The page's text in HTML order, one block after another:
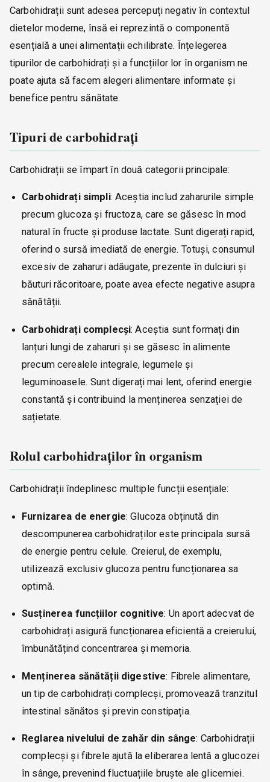
Carbohidrații sunt adesea percepuți negativ în contextul
dietelor moderne, însă ei reprezintă o componentă
esențială a unei alimentații echilibrate. Înțelegerea
tipurilor de carbohidrați și a funcțiilor lor în organism ne
poate ajuta să facem alegeri alimentare informate și
benefice pentru sănătate.
Tipuri de carbohidrați
Carbohidrații se împart în două categorii principale:
Carbohidrați simpli: Aceștia includ zaharurile simple
precum glucoza și fructoza, care se găsesc în mod
natural în fructe și produse lactate. Sunt digerați rapid,
oferind o sursă imediată de energie. Totuși, consumul
excesiv de zaharuri adăugate, prezente în dulciuri și
băuturi răcoritoare, poate avea efecte negative asupra
sănătății.
Carbohidrați complecși: Aceștia sunt formați din
lanțuri lungi de zaharuri și se găsesc în alimente
precum cerealele integrale, legumele și
leguminoasele. Sunt digerați mai lent, oferind energie
constantă și contribuind la menținerea senzației de
sațietate.
Rolul carbohidraților în organism
Carbohidrații îndeplinesc multiple funcții esențiale:
Furnizarea de energie: Glucoza obținută din
descompunerea carbohidraților este principala sursă
de energie pentru celule. Creierul, de exemplu,
utilizează exclusiv glucoza pentru funcționarea sa
optimă.
Susținerea funcțiilor cognitive: Un aport adecvat de
carbohidrați asigură funcționarea eficientă a creierului,
îmbunătățind concentrarea și memoria.
Menținerea sănătății digestive: Fibrele alimentare,
un tip de carbohidrați complecși, promovează tranzitul
intestinal sănătos și previn constipația.
Reglarea nivelului de zahăr din sânge: Carbohidrații
complecși și fibrele ajută la eliberarea lentă a glucozei
în sânge, prevenind fluctuațiile bruște ale glicemiei.